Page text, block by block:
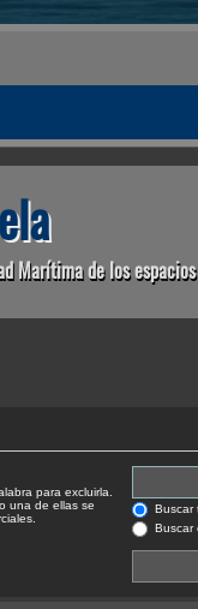
Marítima de los
para excluirla.
una de ellas se
Buscar
Buscar